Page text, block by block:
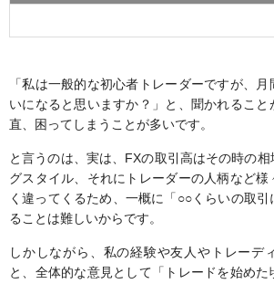
「私は一般的な初心者トレーダーですが、
いになると思いますか？」と、聞かれること
直、困ってしまうことが多いです。
と言うのは、実は、FXの取引高はその時の
グスタイル、それにトレーダーの人柄など様
く違ってくるため、一概に「○○くらいの取
ることは難しいからです。
しかしながら、私の経験や友人やトレーデ
と、全体的な意見として「トレードを始めた